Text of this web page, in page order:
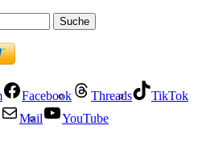
Facebook Threads
TikTok
Mail YouTube